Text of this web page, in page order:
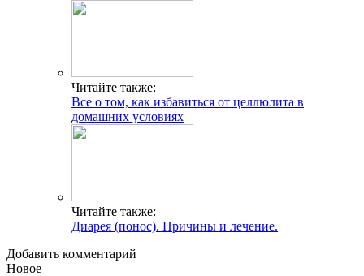
Читайте также:
Все о том, как избавиться от целлюлита в
домашних условиях
Читайте также:
Диарея (понос). Причины и лечение.
Добавить комментарий
Новое